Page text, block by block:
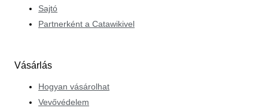
Sajtó
Partnerként a Catawikivel
Vásárlás
Hogyan vásárolhat
Vevővédelem